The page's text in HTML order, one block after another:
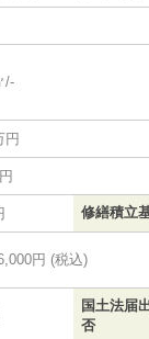
/-
円
修繕積立
円 (税込)
国土法届
否